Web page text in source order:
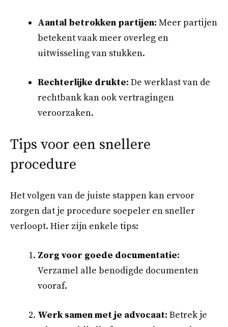
Aantal betrokken partijen: Meer partijen
betekent vaak meer overleg en
uitwisseling van stukken.
Rechterlijke drukte: De werklast van de
rechtbank kan ook vertragingen
veroorzaken.
Tips voor een snellere
procedure
Het volgen van de juiste stappen kan ervoor
zorgen dat je procedure soepeler en sneller
verloopt. Hier zijn enkele tips:
Zorg voor goede documentatie:
Verzamel alle benodigde documenten
vooraf.
Werk samen met je advocaat: Betrek je